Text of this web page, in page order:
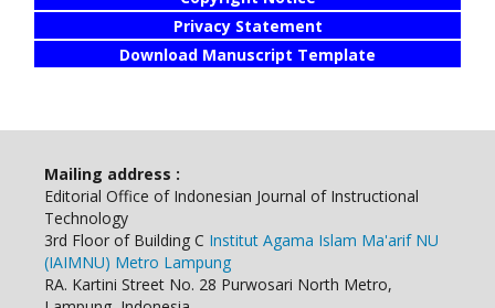
Privacy Statement
Download Manuscript Template
Mailing address :
Editorial Office of Indonesian Journal of Instructional
Technology
3rd Floor of Building C Institut Agama Islam Ma'arif NU
(IAIMNU) Metro Lampung
RA. Kartini Street No. 28 Purwosari North Metro,